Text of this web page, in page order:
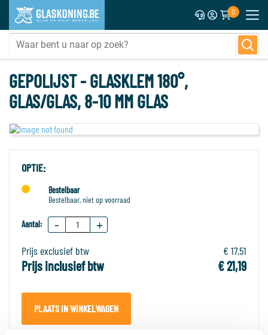
0
GEPOLIJST - GLASKLEM 180°,
GLAS/GLAS, 8-10 MM GLAS
OPTIE:
Bestelbaar
Bestelbaar, niet op voorraad
Aantal: - +
Prijs exclusief btw € 17,51
Prijs inclusief btw € 21,19
PLAATS IN WINKELWAGEN